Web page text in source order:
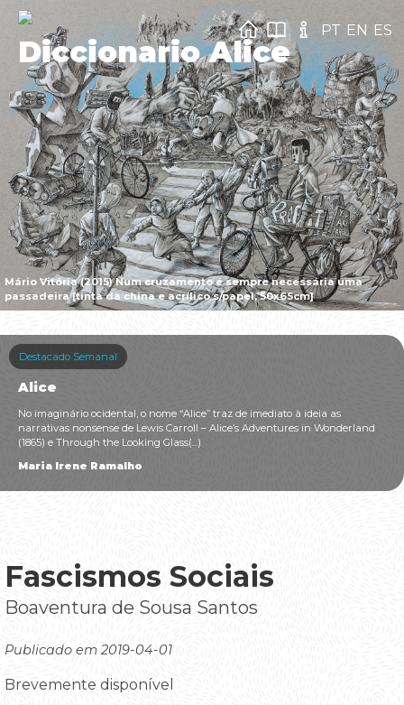
Mário Vitória (2015) Num cruzamento é sempre necessária uma
passadeira [tinta da china e acrílico s/papel, 50x65cm]
Diccionario Alice
PT EN ES
Destacado Semanal
Alice
No imaginário ocidental, o nome “Alice” traz de imediato à ideia as
narrativas nonsense de Lewis Carroll – Alice’s Adventures in Wonderland
(1865) e Through the Looking Glass(...)
Maria Irene Ramalho
Fascismos Sociais
Boaventura de Sousa Santos
Publicado em 2019-04-01
Brevemente disponível